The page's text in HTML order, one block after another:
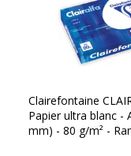
Clairefontaine
Papier ultra blanc -
mm) - 80 g/m² -